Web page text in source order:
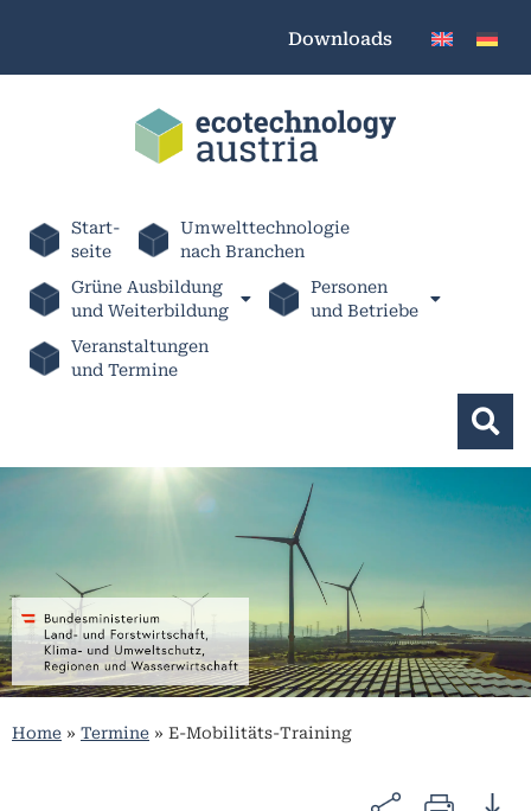
Downloads
Start-
seite
Umwelttechnologie
nach Branchen
Grüne Ausbildung
und Weiterbildung
Personen
und Betriebe
Veranstaltungen
und Termine
Home » Termine » E-Mobilitäts-Training